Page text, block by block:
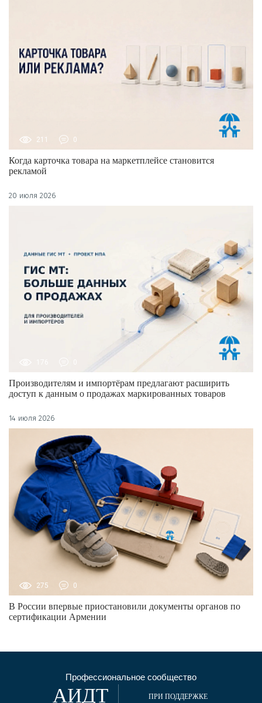
211 0
Когда карточка товара на маркетплейсе становится
рекламой
20 июля 2026
Производителям и импортёрам предлагают расширить
доступ к данным о продажах маркированных товаров
14 июля 2026
275 0
В России впервые приостановили документы органов по
сертификации Армении
Профессиональное сообщество
АИДТ ПРИ ПОДДЕРЖКЕ